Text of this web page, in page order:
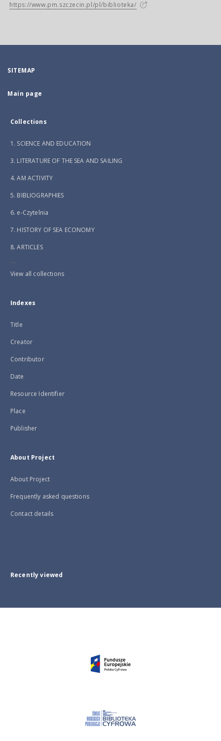
https://www.pm.szczecin.pl/pl/biblioteka/
SITEMAP
Main page
Collections
1. SCIENCE AND EDUCATION
3. LITERATURE OF THE SEA AND SAILING
4. AM ACTIVITY
5. BIBLIOGRAPHIES
6. e-Czytelnia
7. HISTORY OF SEA ECONOMY
8. ARTICLES
...
View all collections
Indexes
Title
Creator
Contributor
Date
Resource Identifier
Place
Publisher
About Project
About Project
Frequently asked questions
Contact details
Recently viewed